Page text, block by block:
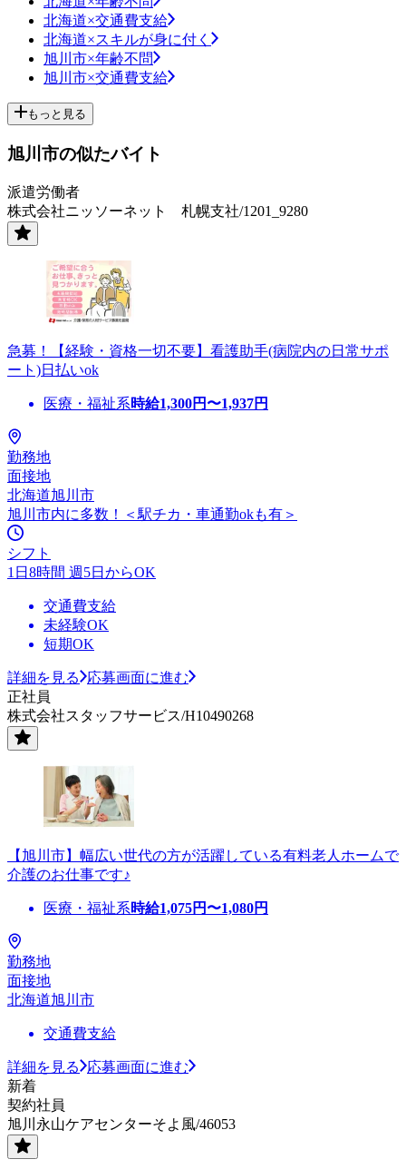
北海道×交通費支給
北海道×スキルが身に付く
旭川市×年齢不問
旭川市×交通費支給
もっと見る
旭川市の似たバイト
派遣労働者
株式会社ニッソーネット 札幌支社/1201_9280
急募！【経験・資格一切不要】看護助手(病院内の日常サポ
ート)日払いok
医療・福祉系時給1,300円〜1,937円
勤務地
面接地
北海道旭川市
旭川市内に多数！＜駅チカ・車通勤okも有＞
シフト
1日8時間 週5日からOK
交通費支給
未経験OK
短期OK
詳細を見る
応募画面に進む
正社員
株式会社スタッフサービス/H10490268
【旭川市】幅広い世代の方が活躍している有料老人ホームで
介護のお仕事です♪
医療・福祉系時給1,075円〜1,080円
勤務地
面接地
北海道旭川市
交通費支給
詳細を見る
応募画面に進む
新着
契約社員
旭川永山ケアセンターそよ風/46053